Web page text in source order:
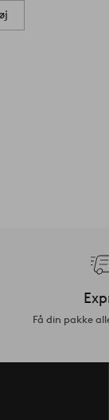
Få din pakke